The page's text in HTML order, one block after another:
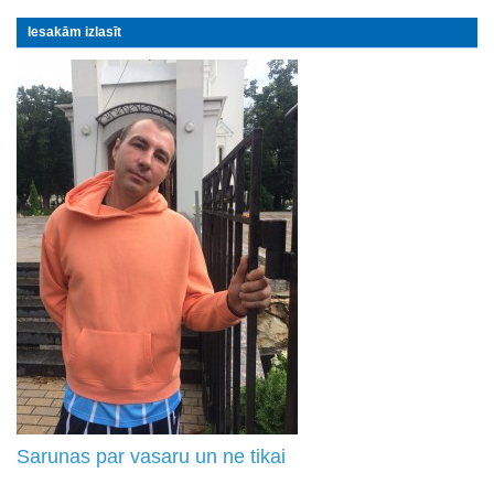
Iesakām izlasīt
Sarunas par vasaru un ne tikai